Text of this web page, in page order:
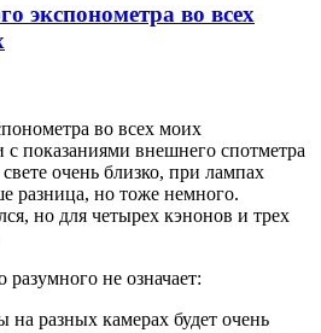
экспонометра во всех
во всех моих
с показаниями внешнего спотметра
очень близко, при лампах
разница, но тоже немного.
но для четырех кэнонов и трех
не означает:
на разных камерах будет очень